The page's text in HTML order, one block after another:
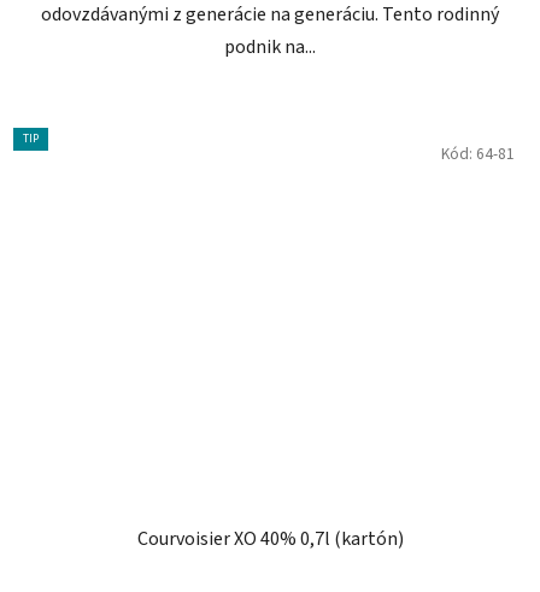
odovzdávanými z generácie na generáciu. Tento rodinný
podnik na...
TIP
Courvoisier XO 40% 0,7l (kartón)
Kód: 64-81